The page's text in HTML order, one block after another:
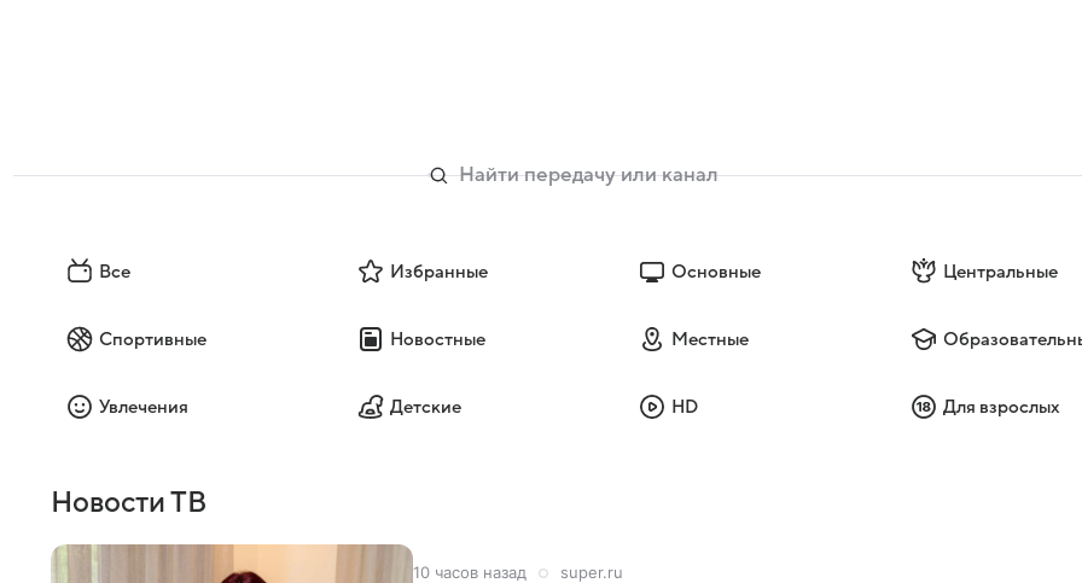
Все Избранные Основные Центральные
Спортивные Новостные Местные
Увлечения Детские HD Для взрослых
Новости ТВ
10 часов назад super.ru